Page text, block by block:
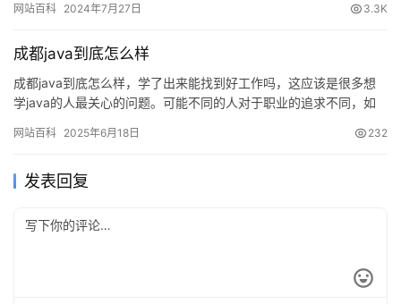
网站百科 2024年7月27日 3.3K
成都java到底怎么样
成都java到底怎么样，学了出来能找到好工作吗，这应该是很多想
学java的人最关心的问题。可能不同的人对于职业的追求不同，如
网站百科 2025年6月18日 232
发表回复